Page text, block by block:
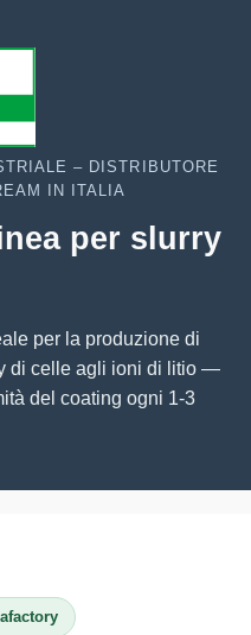
– DISTRIBUTORE
IN ITALIA
per slurry
per la produzione di
di celle agli ioni di litio —
del coating ogni 1-3